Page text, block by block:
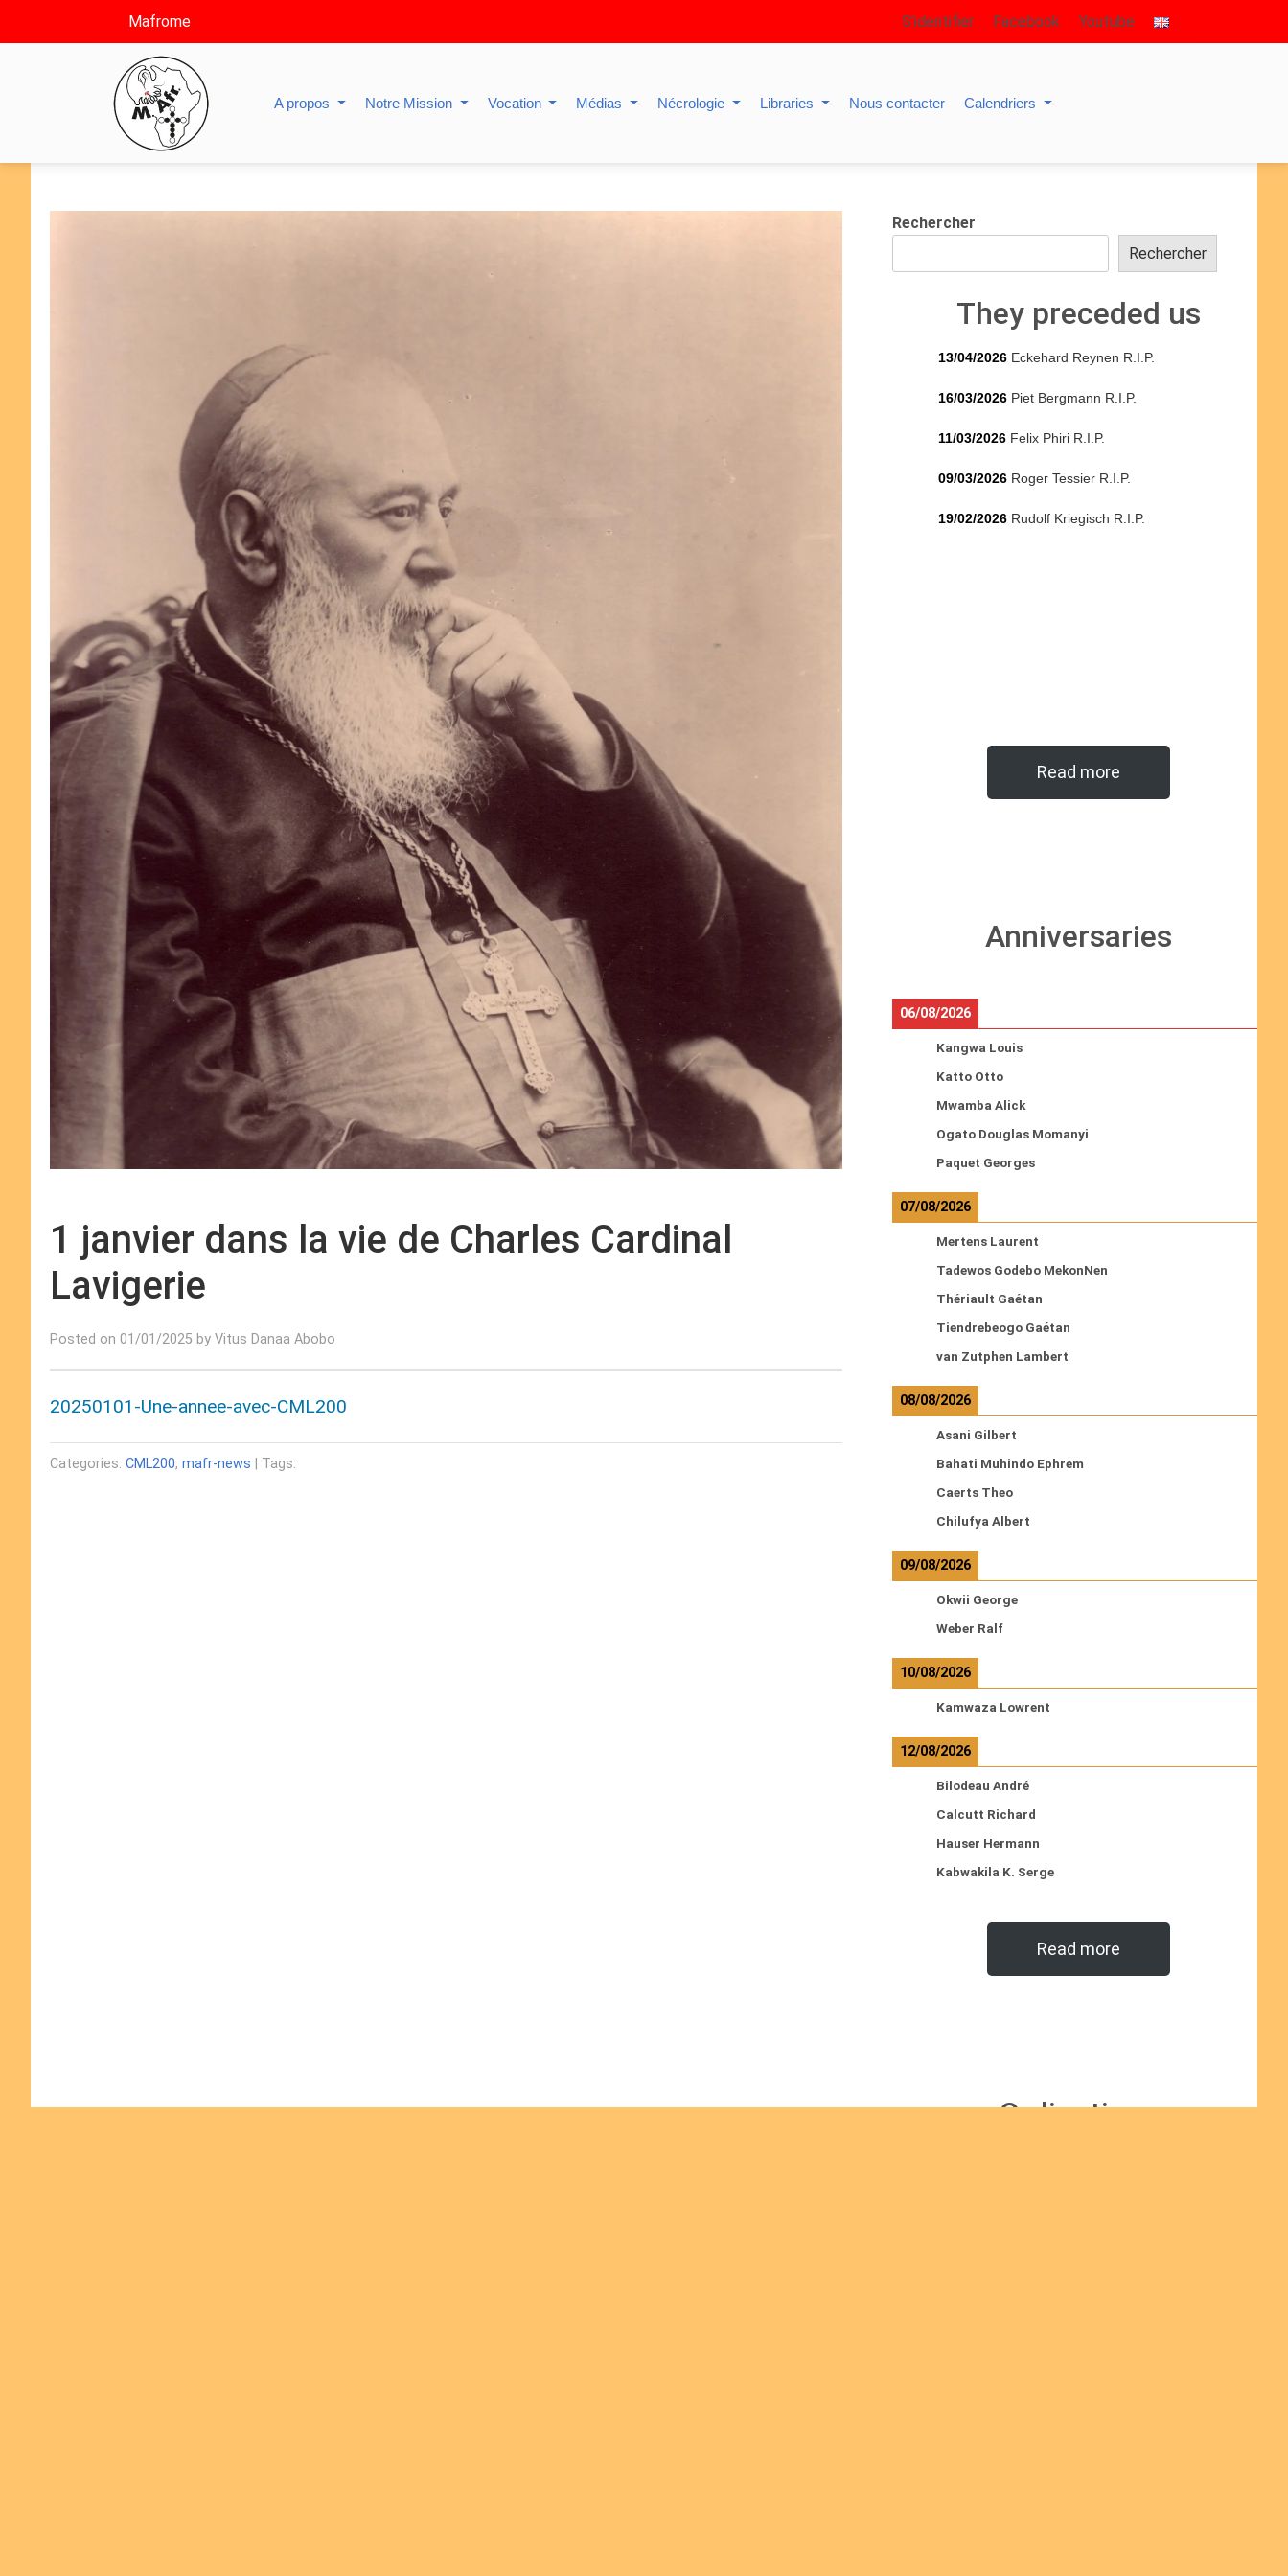
Mafrome S’identifier Facebook Youtube
A propos Notre Mission Vocation Médias Nécrologie Libraries Nous contacter Calendriers
1 janvier dans la vie de Charles Cardinal
Lavigerie
Posted on 01/01/2025 by Vitus Danaa Abobo
20250101-Une-annee-avec-CML200
Categories: CML200, mafr-news | Tags:
Rechercher
Rechercher
They preceded us
13/04/2026 Eckehard Reynen R.I.P.
16/03/2026 Piet Bergmann R.I.P.
11/03/2026 Felix Phiri R.I.P.
09/03/2026 Roger Tessier R.I.P.
19/02/2026 Rudolf Kriegisch R.I.P.
Read more
Anniversaries
06/08/2026
Kangwa Louis
Katto Otto
Mwamba Alick
Ogato Douglas Momanyi
Paquet Georges
07/08/2026
Mertens Laurent
Tadewos Godebo MekonNen
Thériault Gaétan
Tiendrebeogo Gaétan
van Zutphen Lambert
08/08/2026
Asani Gilbert
Bahati Muhindo Ephrem
Caerts Theo
Chilufya Albert
09/08/2026
Okwii George
Weber Ralf
10/08/2026
Kamwaza Lowrent
12/08/2026
Bilodeau André
Calcutt Richard
Hauser Hermann
Kabwakila K. Serge
Read more
Ordinations